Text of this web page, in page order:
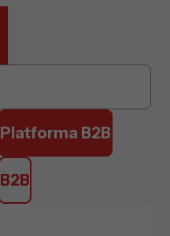
Platforma B2B
B2B